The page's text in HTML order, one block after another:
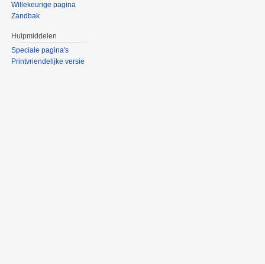
Willekeurige pagina
Zandbak
Hulpmiddelen
Speciale pagina's
Printvriendelijke versie